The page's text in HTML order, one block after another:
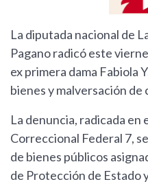
La diputada nacional de
Pagano radicó este
ex primera dama Fabiola
bienes y malversación de
La denuncia, radicada en
Correccional Federal 7,
de bienes públicos
de Protección de Estado